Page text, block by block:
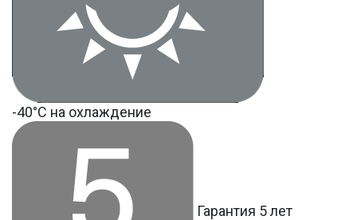
-40°С на охлаждение
Гарантия 5 лет